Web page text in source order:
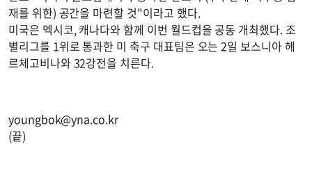
재를 위한) 공간을 마련할 것"이라고 했다.
미국은 멕시코, 캐나다와 함께 이번 월드컵을 공동 개최했다. 조
별리그를 1위로 통과한 미 축구 대표팀은 오는 2일 보스니아 헤
르체고비나와 32강전을 치른다.
youngbok@yna.co.kr
(끝)